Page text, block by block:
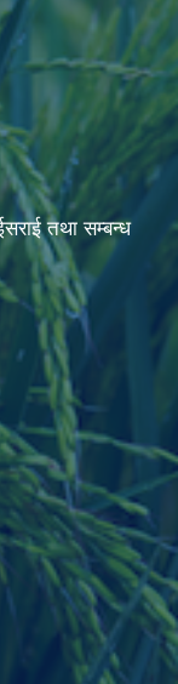
तथा सम्बन्ध